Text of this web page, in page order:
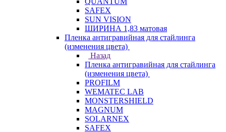
SAFEX
SUN VISION
ШИРИНА 1,83 матовая
Пленка антигравийная для стайлинга
(изменения цвета)
Назад
Пленка антигравийная для стайлинга
(изменения цвета)
PROFILM
WEMATEC LAB
MONSTERSHIELD
MAGNUM
SOLARNEX
SAFEX